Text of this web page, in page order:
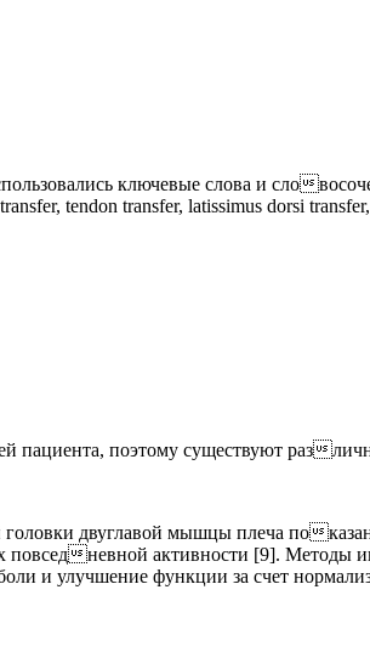
ключевые слова и сло
tendon transfer, latissimus dorsi
пациента, поэтому существуют раз
двуглавой мышцы плеча по
повседневной активности [9]. Методы
и улучшение функции за счет